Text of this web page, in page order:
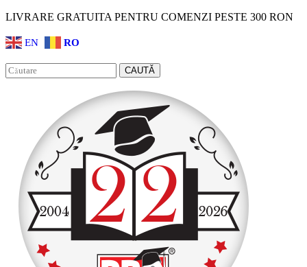
LIVRARE GRATUITA PENTRU COMENZI PESTE 300 RON
EN RO
CAUTĂ